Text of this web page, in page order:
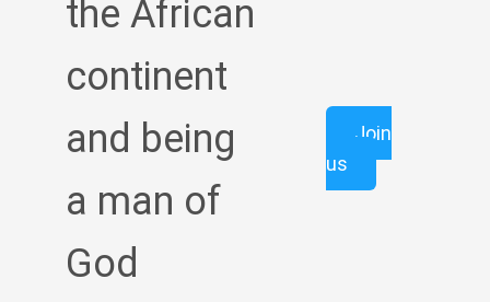
the African
continent
and being
a man of
God
Join
us